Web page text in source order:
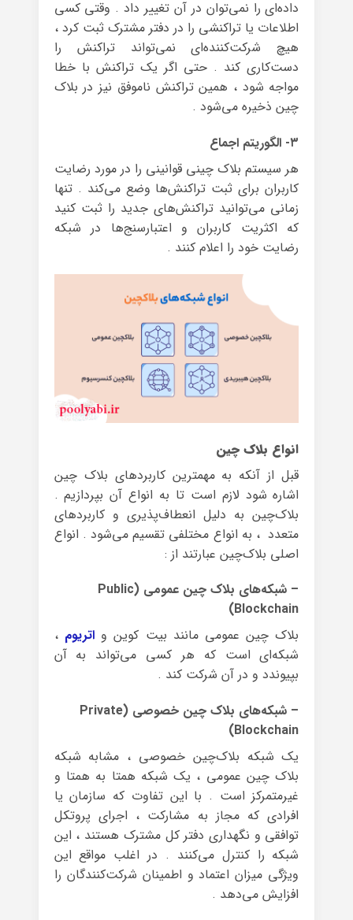
داده‌ای را نمی‌توان در آن تغییر داد . وقتی کسی
اطلاعات یا تراکنشی را در دفتر مشترک ثبت کرد ،
هیچ شرکت‌کننده‌ای نمی‌تواند تراکنش را
دست‌کاری کند . حتی اگر یک تراکنش با خطا
مواجه شود ، همین تراکنش ناموفق نیز در بلاک
چین ذخیره می‌شود .
۳- الگوریتم اجماع
هر سیستم بلاک چینی قوانینی را در مورد رضایت
کاربران برای ثبت تراکنش‌ها وضع می‌کند . تنها
زمانی می‌توانید تراکنش‌های جدید را ثبت کنید
که اکثریت کاربران و اعتبارسنج‌ها در شبکه
رضایت خود را اعلام کنند .
انواع بلاک چین
قبل از آنکه به مهمترین کاربردهای بلاک چین
اشاره شود لازم است تا به انواع آن بپردازیم .
بلاک‌چین به دلیل انعطاف‌پذیری و کاربردهای
متعدد ، به انواع مختلفی تقسیم می‌شود . انواع
اصلی بلاک‌چین عبارتند از :
– شبکه‌های بلاک چین عمومی (Public
Blockchain)
بلاک چین عمومی مانند بیت کوین واتریوم ،
شبکه‌ای است که هر کسی می‌تواند به آن
بپیوندد و در آن شرکت کند .
– شبکه‌های بلاک چین خصوصی (Private
Blockchain)
یک شبکه بلاک‌چین خصوصی ، مشابه شبکه
بلاک چین عمومی ، یک شبکه همتا به همتا و
غیرمتمرکز است . با این تفاوت که سازمان یا
افرادی که مجاز به مشارکت ، اجرای پروتکل
توافقی و نگهداری دفتر کل مشترک هستند ، این
شبکه را کنترل می‌کنند . در اغلب مواقع این
ویژگی میزان اعتماد و اطمینان شرکت‌کنندگان را
افزایش می‌دهد .